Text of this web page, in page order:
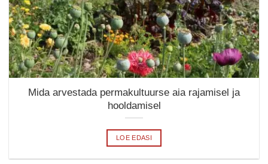
Mida arvestada permakultuurse aia rajamisel ja
hooldamisel
LOE EDASI